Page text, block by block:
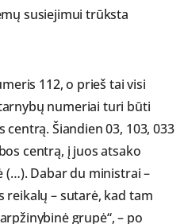
susiejimui trūksta
112, o prieš tai visi
numeriai turi būti
Šiandien 03, 103, 033
centrą, į juos atsako
(…). Dabar du ministrai –
reikalų – sutarė, kad tam
grupė“, – po